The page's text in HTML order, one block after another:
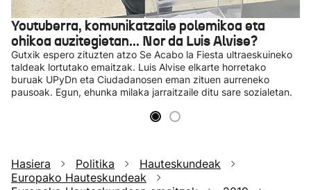
Youtuberra, komunikatzaile polemikoa eta
ohikoa auzitegietan... Nor da Luis Alvise?
Gutxik espero zituzten atzo Se Acabo la Fiesta ultraeskuineko
taldeak lortutako emaitzak. Luis Alvise elkarte horretako
buruak UPyDn eta Ciudadanosen eman zituen aurreneko
pausoak. Egun, ehunka milaka jarraitzaile ditu sare sozialetan.
Hasiera Politika
Hauteskundeak
Europako Hauteskundeak